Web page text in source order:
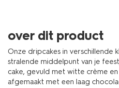
over dit product
Onze dripcakes in verschillende
stralende middelpunt van je
cake, gevuld met witte crème
afgemaakt met een laag